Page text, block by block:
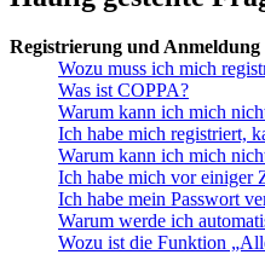
Registrierung und Anmeldung
Wozu muss ich mich
Was ist COPPA?
Warum kann ich mich
Ich habe mich registriert,
Warum kann ich mich
Ich habe mich vor einiger
Ich habe mein Passwort
Warum werde ich
Wozu ist die Funktion